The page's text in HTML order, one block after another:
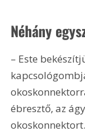
Néhány
– Este
ébresztő, az